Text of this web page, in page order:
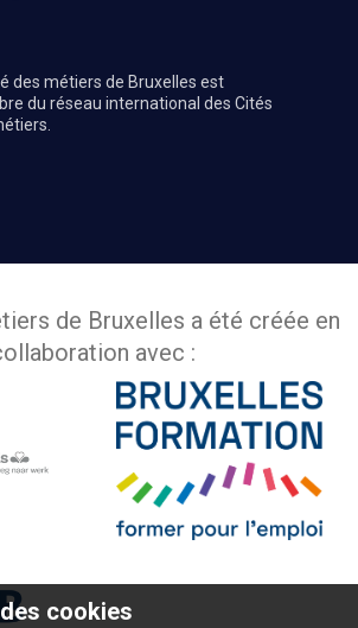
cookies
des métiers de Bruxelles est
du réseau international des Cités
de Bruxelles a été créée en
avec :